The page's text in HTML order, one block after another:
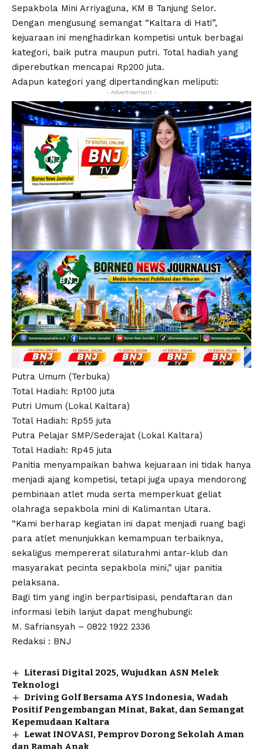
Sepakbola Mini Arriyaguna, KM 8 Tanjung Selor.
Dengan mengusung semangat “Kaltara di Hati”,
kejuaraan ini menghadirkan kompetisi untuk berbagai
kategori, baik putra maupun putri. Total hadiah yang
diperebutkan mencapai Rp200 juta.
Adapun kategori yang dipertandingkan meliputi:
- Advertisement -
Putra Umum (Terbuka)
Total Hadiah: Rp100 juta
Putri Umum (Lokal Kaltara)
Total Hadiah: Rp55 juta
Putra Pelajar SMP/Sederajat (Lokal Kaltara)
Total Hadiah: Rp45 juta
Panitia menyampaikan bahwa kejuaraan ini tidak hanya
menjadi ajang kompetisi, tetapi juga upaya mendorong
pembinaan atlet muda serta memperkuat geliat
olahraga sepakbola mini di Kalimantan Utara.
“Kami berharap kegiatan ini dapat menjadi ruang bagi
para atlet menunjukkan kemampuan terbaiknya,
sekaligus mempererat silaturahmi antar-klub dan
masyarakat pecinta sepakbola mini,” ujar panitia
pelaksana.
Bagi tim yang ingin berpartisipasi, pendaftaran dan
informasi lebih lanjut dapat menghubungi:
M. Safriansyah – 0822 1922 2336
Redaksi : BNJ
Literasi Digital 2025, Wujudkan ASN Melek
Teknologi
Driving Golf Bersama AYS Indonesia, Wadah
Positif Pengembangan Minat, Bakat, dan Semangat
Kepemudaan Kaltara
Lewat INOVASI, Pemprov Dorong Sekolah Aman
dan Ramah Anak